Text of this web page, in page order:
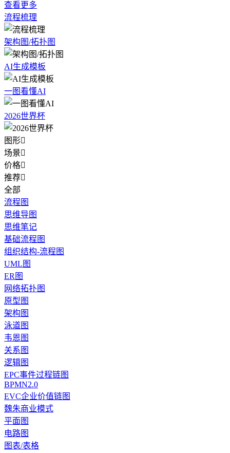
查看更多
流程梳理
架构图/拓扑图
AI生成模板
一图看懂AI
2026世界杯
图形
场景
价格
推荐
全部
流程图
思维导图
思维笔记
基础流程图
组织结构-流程图
UML图
ER图
网络拓扑图
原型图
架构图
泳道图
韦恩图
关系图
逻辑图
EPC事件过程链图
BPMN2.0
EVC企业价值链图
魏朱商业模式
平面图
电路图
图表/表格